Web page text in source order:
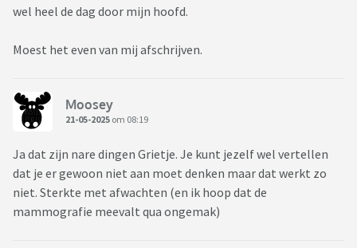
wel heel de dag door mijn hoofd.
Moest het even van mij afschrijven.
Moosey
21-05-2025 om 08:19
Ja dat zijn nare dingen Grietje. Je kunt jezelf wel vertellen
dat je er gewoon niet aan moet denken maar dat werkt zo
niet. Sterkte met afwachten (en ik hoop dat de
mammografie meevalt qua ongemak)